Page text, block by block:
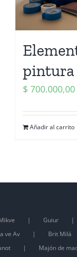
pintura
$ 700.000,00
Añadir al carrito
Guiur
ve Av Brit Milá
Majón de